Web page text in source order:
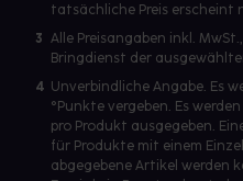
tatsächliche Preis erscheint
3 Alle Preisangaben inkl.
Bringdienst der
4 Unverbindliche Angabe. Es
°Punkte vergeben. Es
pro Produkt ausgegeben.
für Produkte mit einem
abgegebene Artikel werden